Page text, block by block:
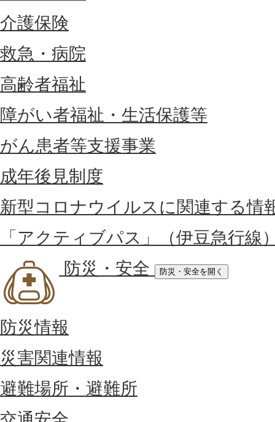
介護保険
救急・病院
高齢者福祉
障がい者福祉・生活保護等
がん患者等支援事業
成年後見制度
新型コロナウイルスに関連する情
「アクティブパス」（伊豆急行線
防災・安全
防災・安全を開く
防災情報
災害関連情報
避難場所・避難所